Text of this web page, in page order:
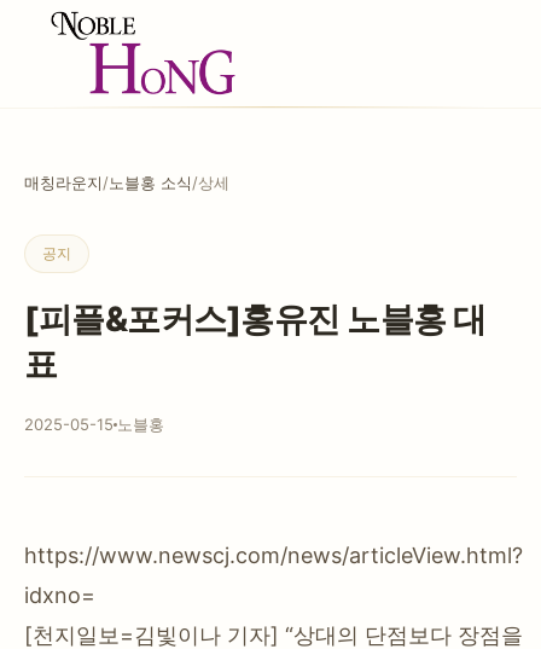
매칭라운지/노블홍 소식/상세
공지
[피플&포커스]홍유진 노블홍 대
표
2025-05-15 노블홍
https://www.newscj.com/news/articleView.html?
idxno=
[천지일보=김빛이나 기자] “상대의 단점보다 장점을